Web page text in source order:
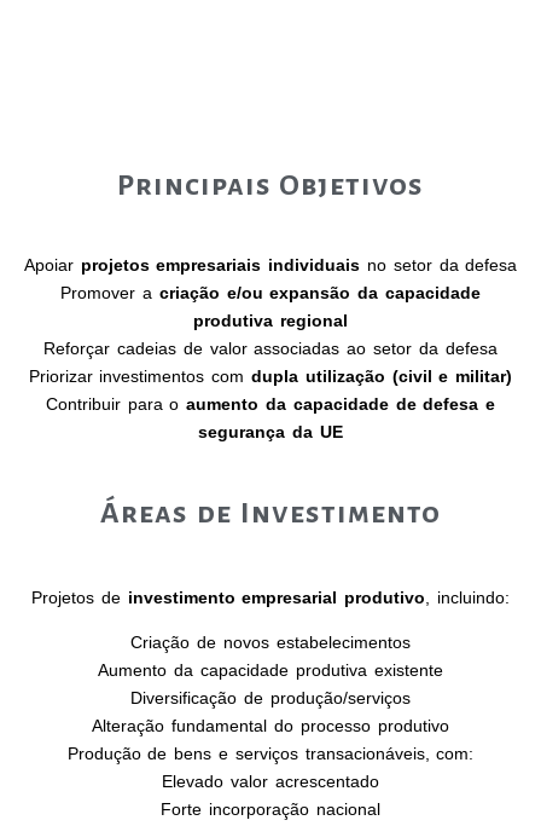
Principais Objetivos
Apoiar projetos empresariais individuais no setor da defesa
Promover a criação e/ou expansão da capacidade
produtiva regional
Reforçar cadeias de valor associadas ao setor da defesa
Priorizar investimentos comdupla utilização (civil e militar)
Contribuir para oaumento da capacidade de defesa e
segurança da UE
Áreas de Investimento
Projetos de investimento empresarial produtivo, incluindo:
Criação de novos estabelecimentos
Aumento da capacidade produtiva existente
Diversificação de produção/serviços
Alteração fundamental do processo produtivo
Produção de bens e serviços transacionáveis, com:
Elevado valor acrescentado
Forte incorporação nacional